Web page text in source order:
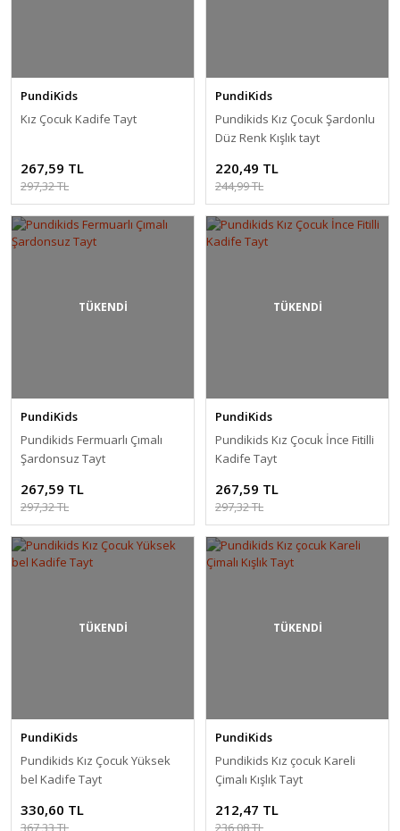
PundiKids
Kız Çocuk Kadife Tayt
267,59 TL
297,32 TL
PundiKids
Pundikids Kız Çocuk Şardonlu
Düz Renk Kışlık tayt
220,49 TL
244,99 TL
TÜKENDİ
PundiKids
Pundikids Fermuarlı Çımalı
Şardonsuz Tayt
267,59 TL
297,32 TL
TÜKENDİ
PundiKids
Pundikids Kız Çocuk İnce Fitilli
Kadife Tayt
267,59 TL
297,32 TL
TÜKENDİ
PundiKids
Pundikids Kız Çocuk Yüksek
bel Kadife Tayt
330,60 TL
367,33 TL
TÜKENDİ
PundiKids
Pundikids Kız çocuk Kareli
Çimalı Kışlık Tayt
212,47 TL
236,08 TL